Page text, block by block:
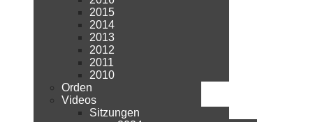
2015
2014
2013
2012
2011
2010
Orden
Videos
Sitzungen